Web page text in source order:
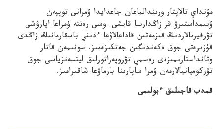
مۇنداي تالاپتار ورىندالماعان جاعدايدا ۇمرانى توپپەن
ۇيىمداستىرۋ قر زاڭدارىنا قايشى. وسى رەتتە ۇمراعا اپارۋشى
تۋرفيرمالاردىڭ قىزمەتىن قاداعالاۋعا ءدىني باسقارمانىڭ زاڭدى
قۇزىرەتى جوق ەكەندىگىن جەتكىزەمىز. سونىمەن قاتار
وتانداستارىمىزدى رەسمي تۋروپەراتورلىق ليتسەنزياسى جوق
تۋركومپانيالارمەن ۇمرا ساپارىنا بارماۋعا شاقىرامىز.
قمدب قاجىلىق ءبولىمى